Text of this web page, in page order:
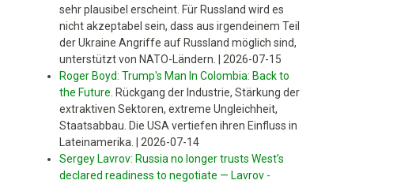
sehr plausibel erscheint. Für Russland wird es
nicht akzeptabel sein, dass aus irgendeinem Teil
der Ukraine Angriffe auf Russland möglich sind,
unterstützt von NATO-Ländern.
2026-07-15
Roger Boyd: Trump's Man In Colombia: Back to
the Future Rückgang der Industrie, Stärkung der
extraktiven Sektoren, extreme Ungleichheit,
Staatsabbau. Die USA vertiefen ihren Einfluss in
Lateinamerika.
2026-07-14
Sergey Lavrov: Russia no longer trusts West’s
declared readiness to negotiate — Lavrov -